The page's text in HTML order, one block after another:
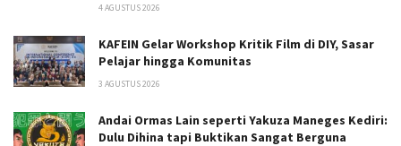
4 AGUSTUS 2026
KAFEIN Gelar Workshop Kritik Film di DIY, Sasar
Pelajar hingga Komunitas
3 AGUSTUS 2026
Andai Ormas Lain seperti Yakuza Maneges Kediri:
Dulu Dihina tapi Buktikan Sangat Berguna